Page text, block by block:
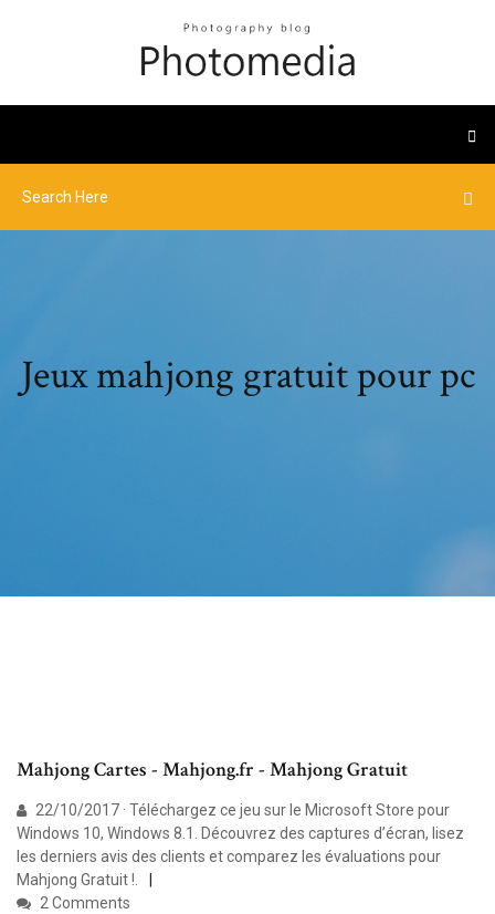
Jeux mahjong gratuit pour pc
Mahjong Cartes - Mahjong.fr - Mahjong Gratuit
22/10/2017 · Téléchargez ce jeu sur le Microsoft Store pour
Windows 10, Windows 8.1. Découvrez des captures d’écran, lisez
les derniers avis des clients et comparez les évaluations pour
Mahjong Gratuit !.
2 Comments